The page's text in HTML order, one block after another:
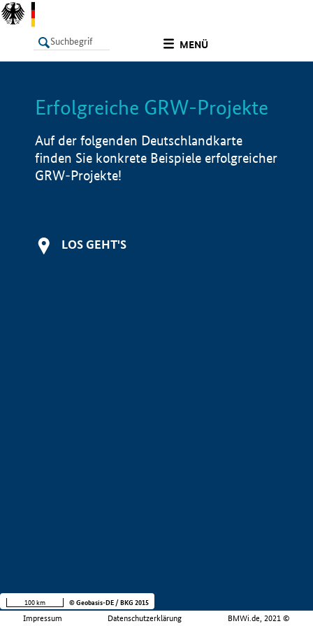
MENÜ
LISTE Info
Erfolgreiche GRW-Projekte
Auf der folgenden Deutschlandkarte
finden Sie konkrete Beispiele erfolgreicher
GRW-Projekte!
LOS GEHT'S
Impressum Datenschutzerklärung BMWi.de, 2021 ©
100 km © Geobasis-DE / BKG 2015